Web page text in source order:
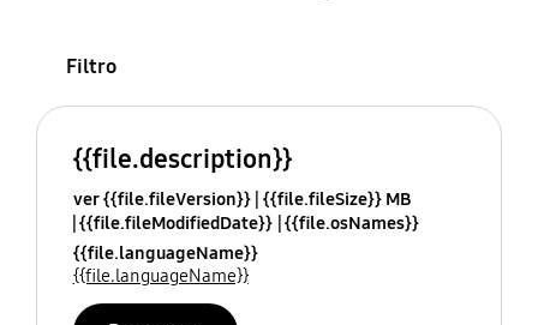
Filtro
{{file.description}}
ver {{file.fileVersion}} {{file.fileSize}} MB
{{file.fileModifiedDate}} {{file.osNames}}
{{file.languageName}}
{{file.languageName}}